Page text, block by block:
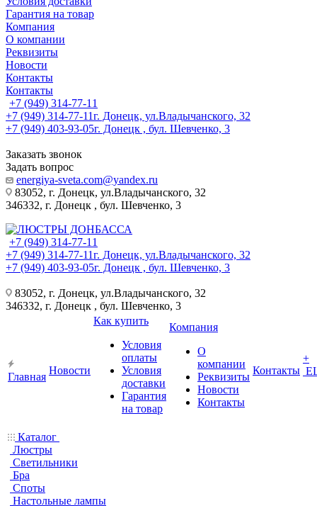
Гарантия на товар
Компания
О компании
Реквизиты
Новости
Контакты
Контакты
+7 (949) 314-77-11
+7 (949) 314-77-11г. Донецк, ул.Владычанского, 32
+7 (949) 403-93-05г. Донецк , бул. Шевченко, 3
Заказать звонок
Задать вопрос
energiya-sveta.com@yandex.ru
83052, г. Донецк, ул.Владычанского, 32
346332, г. Донецк , бул. Шевченко, 3
+7 (949) 314-77-11
+7 (949) 314-77-11г. Донецк, ул.Владычанского, 32
+7 (949) 403-93-05г. Донецк , бул. Шевченко, 3
83052, г. Донецк, ул.Владычанского, 32
346332, г. Донецк , бул. Шевченко, 3
Главная
Новости
Как купить
Условия
оплаты
Условия
доставки
Гарантия
на товар
Компания
О
компании
Реквизиты
Новости
Контакты
Контакты
+
Каталог
Люстры
Светильники
Бра
Споты
Настольные лампы